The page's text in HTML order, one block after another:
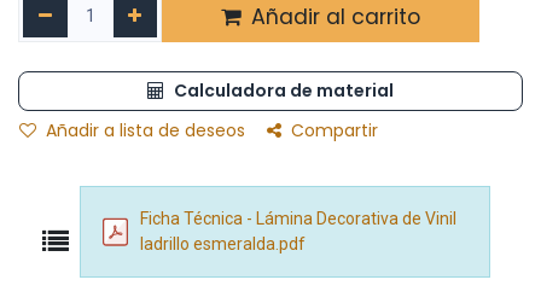
Añadir al carrito
Calculadora de material
Añadir a lista de deseos
Compartir
Ficha Técnica - Lámina Decorativa de Vinil
ladrillo esmeralda.pdf